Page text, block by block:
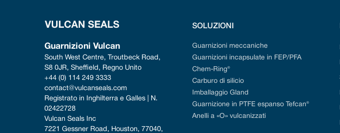
Guarnizioni Vulcan
South West Centre, Troutbeck Road,
S8 0JR, Sheffield, Regno Unito
+44 (0) 114 249 3333
contact@vulcanseals.com
Registrato in Inghilterra e Galles | N.
02422728
Vulcan Seals Inc
7221 Gessner Road, Houston, 77040,
SOLUZIONI
Guarnizioni meccaniche
Guarnizioni incapsulate in FEP/PFA
Chem-Ring®
Carburo di silicio
Imballaggio Gland
Guarnizione in PTFE espanso Tefcan®
Anelli a «O» vulcanizzati